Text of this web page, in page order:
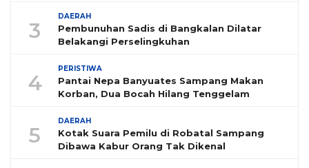
3
DAERAH
Pembunuhan Sadis di Bangkalan Dilatar
Belakangi Perselingkuhan
4
PERISTIWA
Pantai Nepa Banyuates Sampang Makan
Korban, Dua Bocah Hilang Tenggelam
5
DAERAH
Kotak Suara Pemilu di Robatal Sampang
Dibawa Kabur Orang Tak Dikenal